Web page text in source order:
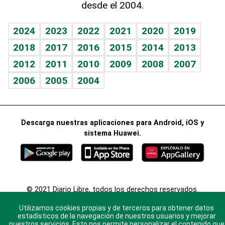
Vida y familia
Eñe
Celebrando la vida
Sin complejos
En pocas palabras
Escuchando al corazón
Economía Personal
TBT Deportivo
Guía del dinero
Horóscopos
Crucigramas
desde el 2004.
2024 2023 2022 2021 2020
2019
2018
2017 2016 2015 2014
2013
2012
2011 2010 2009 2008
2007
2006
2005 2004
Descarga nuestras aplicaciones para Android, iOS y
sistema Huawei.
© 2021 Diario Libre, todos los derechos reservados.
nosotros y conoce más sobre Diario Libre
Utilizamos cookies propias y de terceros para obtener datos
estadísticos de la navegación de nuestros usuarios y mejorar